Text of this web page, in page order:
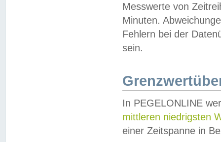
Messwerte von
Minuten.
Fehlern bei der
sein.
In PEGELONLINE
mittleren niedrigsten
einer Zeitspanne in